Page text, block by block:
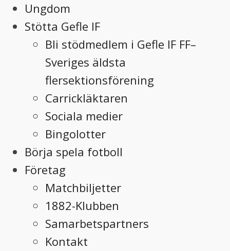
Ungdom
Stötta Gefle IF
Bli stödmedlem i Gefle IF FF–
Sveriges äldsta
flersektionsförening
Carrickläktaren
Sociala medier
Bingolotter
Börja spela fotboll
Företag
Matchbiljetter
1882-Klubben
Samarbetspartners
Kontakt